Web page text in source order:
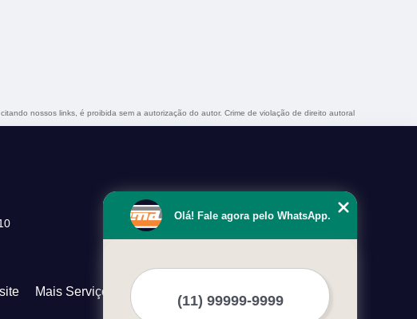
nossos links, é proibida sem a autorização do autor. Crime de violação de direito autoral
Mais Serviços
Olá! Fale agora pelo WhatsApp.